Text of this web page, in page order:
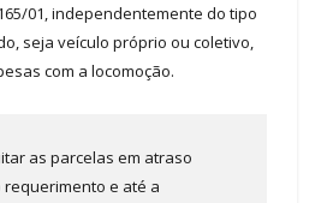
01, independentemente do tipo
seja veículo próprio ou coletivo,
com a locomoção.
as parcelas em atraso
e até a